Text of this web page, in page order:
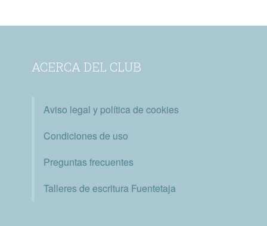
ACERCA DEL CLUB
Aviso legal y política de cookies
Condiciones de uso
Preguntas frecuentes
Talleres de escritura Fuentetaja